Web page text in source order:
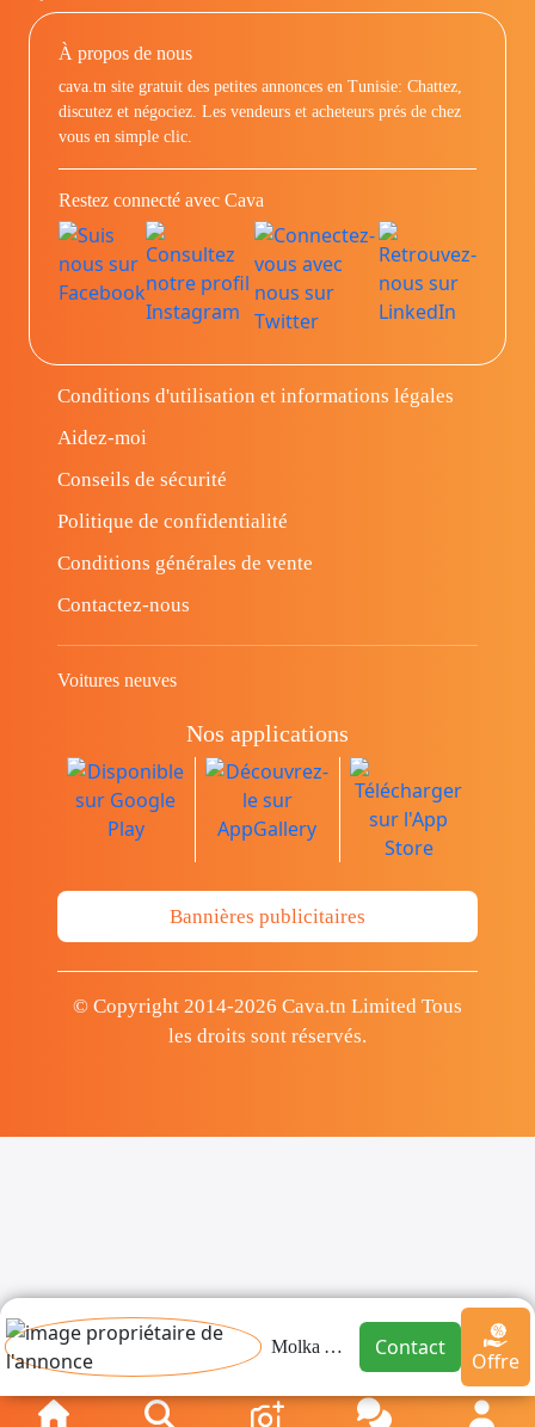
Molka Aloui Contact
Offre
À propos de nous
cava.tn site gratuit des petites annonces en Tunisie: Chattez,
discutez et négociez. Les vendeurs et acheteurs prés de chez
vous en simple clic.
Restez connecté avec Cava
Conditions d'utilisation et informations légales
Aidez-moi
Conseils de sécurité
Politique de confidentialité
Conditions générales de vente
Contactez-nous
Voitures neuves
Nos applications
Bannières publicitaires
© Copyright 2014-2026 Cava.tn Limited Tous
les droits sont réservés.